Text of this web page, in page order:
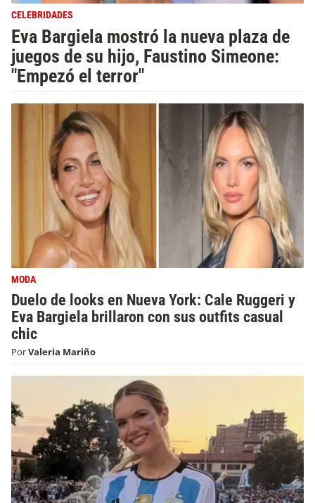
CELEBRIDADES
Eva Bargiela mostró la nueva plaza de
juegos de su hijo, Faustino Simeone:
"Empezó el terror"
MODA
Duelo de looks en Nueva York: Cale Ruggeri y
Eva Bargiela brillaron con sus outfits casual
chic
PorValeria Mariño